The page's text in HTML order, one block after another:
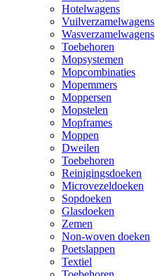
Hotelwagens
Vuilverzamelwagens
Wasverzamelwagens
Toebehoren
Mopsystemen
Mopcombinaties
Mopemmers
Moppersen
Mopstelen
Mopframes
Moppen
Dweilen
Toebehoren
Reinigingsdoeken
Microvezeldoeken
Sopdoeken
Glasdoeken
Zemen
Non-woven doeken
Poetslappen
Textiel